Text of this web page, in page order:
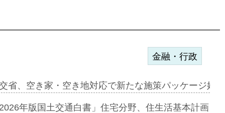
も城南エ…
合型の賃…
金融・行政
省、空き家・空き地対応で新たな施策パッケージ始
年版国土交通白書」住宅分野、住生活基本計画を